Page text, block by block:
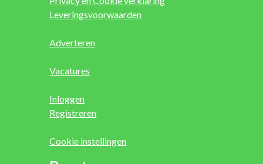
Leveringsvoorwaarden
Adverteren
Vacatures
Inloggen
Registreren
Cookie instellingen